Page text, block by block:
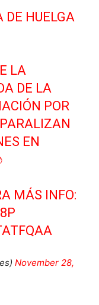
DE HUELGA
LA
DE LA
POR
EN
MÁS INFO:
November 28,